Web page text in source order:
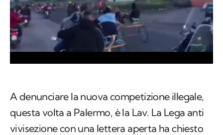
A denunciare la nuova competizione illegale,
questa volta a Palermo, è la Lav. La Lega anti
vivisezione con una lettera aperta ha chiesto